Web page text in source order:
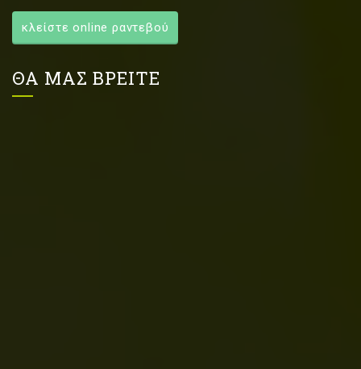
κλείστε online ραντεβού
ΘΑ ΜΑΣ ΒΡΕΙΤΕ